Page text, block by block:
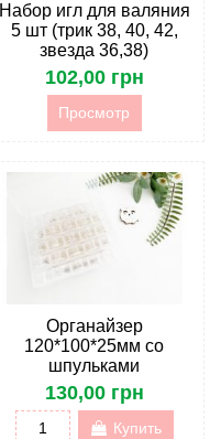
Набор игл для валяния
5 шт (трик 38, 40, 42,
звезда 36,38)
102,00 грн
Просмотр
Органайзер
120*100*25мм со
шпульками
130,00 грн
Купить